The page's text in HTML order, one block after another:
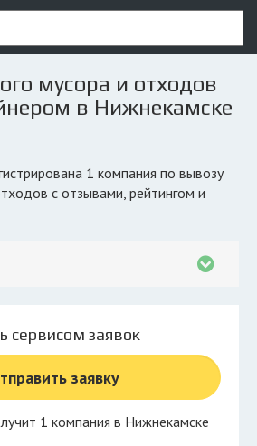
мусора и отходов
в Нижнекамске
с отзывами, рейтингом и
сервисом заявок
заявку
1 компания в Нижнекамске